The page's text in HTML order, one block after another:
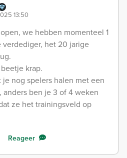
13:50
we hebben momenteel 1
het 20 jarige
krap.
je nog spelers halen met een
anders ben je 3 of 4 weken
ze het trainingsveld op
Reageer